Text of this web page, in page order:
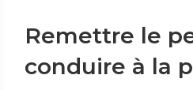
Remettre le
conduire à la